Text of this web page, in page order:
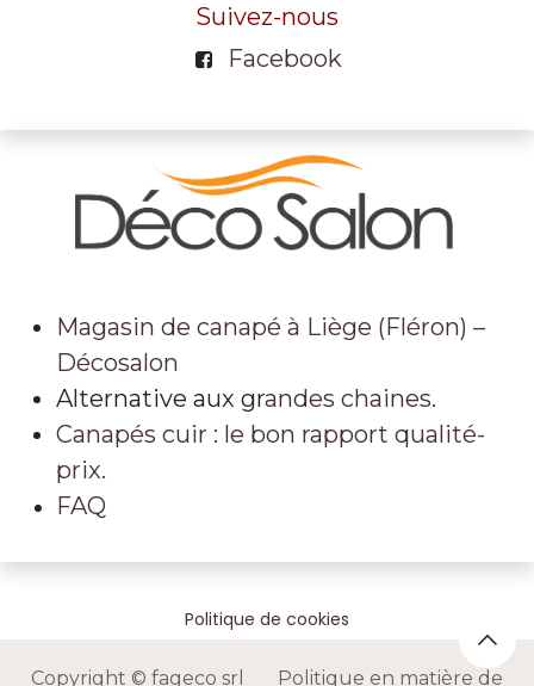
Suivez-nous
Facebook
Magasin de canapé à Liège (Fléron) –
Décosalon
Alternative aux grandes chaines.
Canapés cuir : le bon rapport qualité-
prix.
FAQ
Politique de cookies
Copyright © fageco srl Politique en matière de